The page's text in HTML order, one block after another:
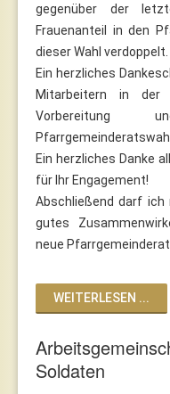
gegenüber der
Frauenanteil in den
dieser Wahl verdoppelt.
Ein herzliches
Mitarbeitern in der
Vorbereitung
Ein herzliches Danke
für Ihr Engagement!
Abschließend darf ich
gutes
neue
WEITERLESEN ...
Soldaten